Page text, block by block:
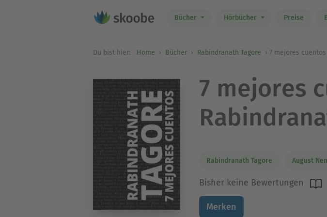
Bücher Hörbücher Preise
Du bist hier: Home Bücher Rabindranath Tagore 7 mejores
7 mejores
Rabindranath Tagore August
Bisher keine Bewertungen
Merken